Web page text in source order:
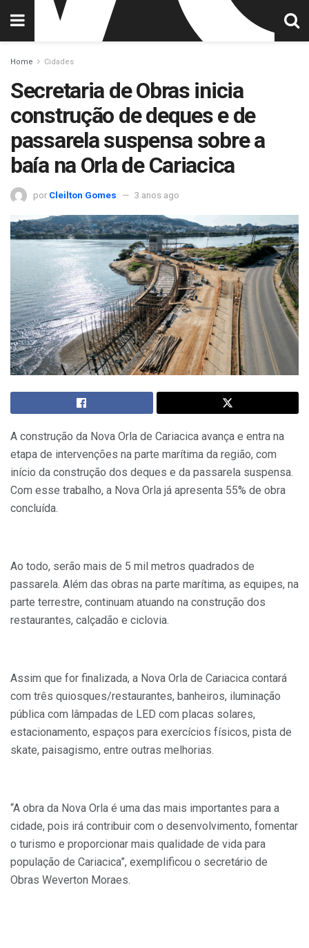
Home Cidades
Secretaria de Obras inicia
construção de deques e de
passarela suspensa sobre a
baía na Orla de Cariacica
por Cleilton Gomes 3 anos ago
A construção da Nova Orla de Cariacica avança e entra na
etapa de intervenções na parte marítima da região, com
início da construção dos deques e da passarela suspensa.
Com esse trabalho, a Nova Orla já apresenta 55% de obra
concluída.
Ao todo, serão mais de 5 mil metros quadrados de
passarela. Além das obras na parte marítima, as equipes, na
parte terrestre, continuam atuando na construção dos
restaurantes, calçadão e ciclovia.
Assim que for finalizada, a Nova Orla de Cariacica contará
com três quiosques/restaurantes, banheiros, iluminação
pública com lâmpadas de LED com placas solares,
estacionamento, espaços para exercícios físicos, pista de
skate, paisagismo, entre outras melhorias.
“A obra da Nova Orla é uma das mais importantes para a
cidade, pois irá contribuir com o desenvolvimento, fomentar
o turismo e proporcionar mais qualidade de vida para
população de Cariacica”, exemplificou o secretário de
Obras Weverton Moraes.